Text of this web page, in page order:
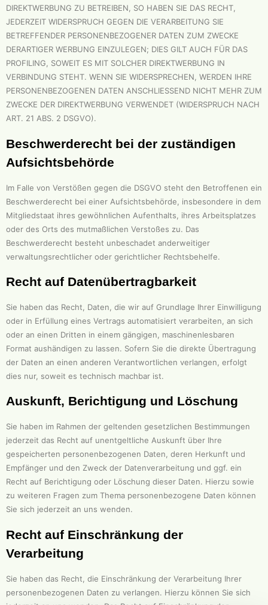
DIREKTWERBUNG ZU BETREIBEN, SO HABEN SIE DAS RECHT,
JEDERZEIT WIDERSPRUCH GEGEN DIE VERARBEITUNG SIE
BETREFFENDER PERSONENBEZOGENER DATEN ZUM ZWECKE
DERARTIGER WERBUNG EINZULEGEN; DIES GILT AUCH FÜR DAS
PROFILING, SOWEIT ES MIT SOLCHER DIREKTWERBUNG IN
VERBINDUNG STEHT. WENN SIE WIDERSPRECHEN, WERDEN IHRE
PERSONENBEZOGENEN DATEN ANSCHLIESSEND NICHT MEHR ZUM
ZWECKE DER DIREKTWERBUNG VERWENDET (WIDERSPRUCH NACH
ART. 21 ABS. 2 DSGVO).
Beschwerde­recht bei der zuständigen
Aufsichts­behörde
Im Falle von Verstößen gegen die DSGVO steht den Betroffenen ein
Beschwerderecht bei einer Aufsichtsbehörde, insbesondere in dem
Mitgliedstaat ihres gewöhnlichen Aufenthalts, ihres Arbeitsplatzes
oder des Orts des mutmaßlichen Verstoßes zu. Das
Beschwerderecht besteht unbeschadet anderweitiger
verwaltungsrechtlicher oder gerichtlicher Rechtsbehelfe.
Recht auf Daten­übertrag­barkeit
Sie haben das Recht, Daten, die wir auf Grundlage Ihrer Einwilligung
oder in Erfüllung eines Vertrags automatisiert verarbeiten, an sich
oder an einen Dritten in einem gängigen, maschinenlesbaren
Format aushändigen zu lassen. Sofern Sie die direkte Übertragung
der Daten an einen anderen Verantwortlichen verlangen, erfolgt
dies nur, soweit es technisch machbar ist.
Auskunft, Berichtigung und Löschung
Sie haben im Rahmen der geltenden gesetzlichen Bestimmungen
jederzeit das Recht auf unentgeltliche Auskunft über Ihre
gespeicherten personenbezogenen Daten, deren Herkunft und
Empfänger und den Zweck der Datenverarbeitung und ggf. ein
Recht auf Berichtigung oder Löschung dieser Daten. Hierzu sowie
zu weiteren Fragen zum Thema personenbezogene Daten können
Sie sich jederzeit an uns wenden.
Recht auf Einschränkung der
Verarbeitung
Sie haben das Recht, die Einschränkung der Verarbeitung Ihrer
personenbezogenen Daten zu verlangen. Hierzu können Sie sich